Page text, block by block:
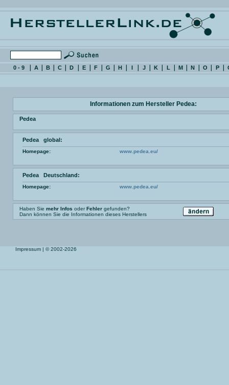
0 - 9 A B C D E F G H I J K L M N O P
Informationen zum Hersteller Pedea:
Pedea
Pedea global:
Homepage: www.pedea.eu/
Pedea Deutschland:
Homepage: www.pedea.eu/
Haben Sie mehr Infos oderFehler gefunden?
Dann können Sie die Informationen dieses Herstellers
Impressum | © 2002-2026